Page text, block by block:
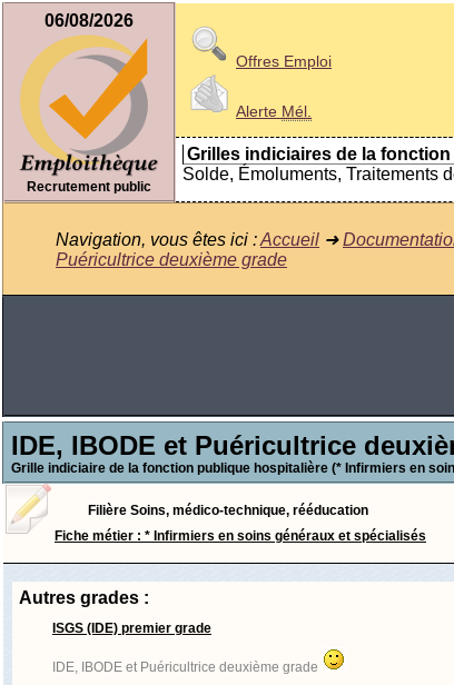
06/08/2026
Recrutement public
Offres Emploi
Alerte Mél.
Grilles indiciaires de la
Solde, Émoluments, Traitements
Navigation, vous êtes ici :Accueil ➜
Puéricultrice deuxième grade
IDE, IBODE et Puéricultrice
Grille indiciaire de la fonction publique hospitalière (* Infirmiers en
Filière Soins, médico-technique, rééducation
Fiche métier : * Infirmiers en soins généraux et spécialisés
Autres grades :
ISGS (IDE) premier grade
IDE, IBODE et Puéricultrice deuxième grade